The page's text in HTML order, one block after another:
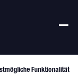
und
Aktiv
Funktionalität